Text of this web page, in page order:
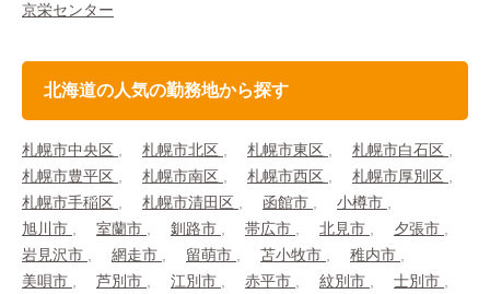
京栄センター
北海道の人気の勤務地から探す
札幌市中央区 札幌市北区 札幌市東区
札幌市白石区
札幌市豊平区
札幌市南区 札幌市西区
札幌市厚別区
札幌市手稲区
札幌市清田区 函館市
小樽市
旭川市
室蘭市 釧路市 帯広市 北見市
夕張市
岩見沢市
網走市 留萌市 苫小牧市
稚内市
美唄市
芦別市 江別市 赤平市 紋別市
士別市